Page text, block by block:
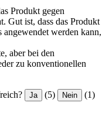
Produkt gegen
Gut ist, dass das Produkt
werden kann,
aber bei den
zu konventionellen
Ja (5) Nein (1)